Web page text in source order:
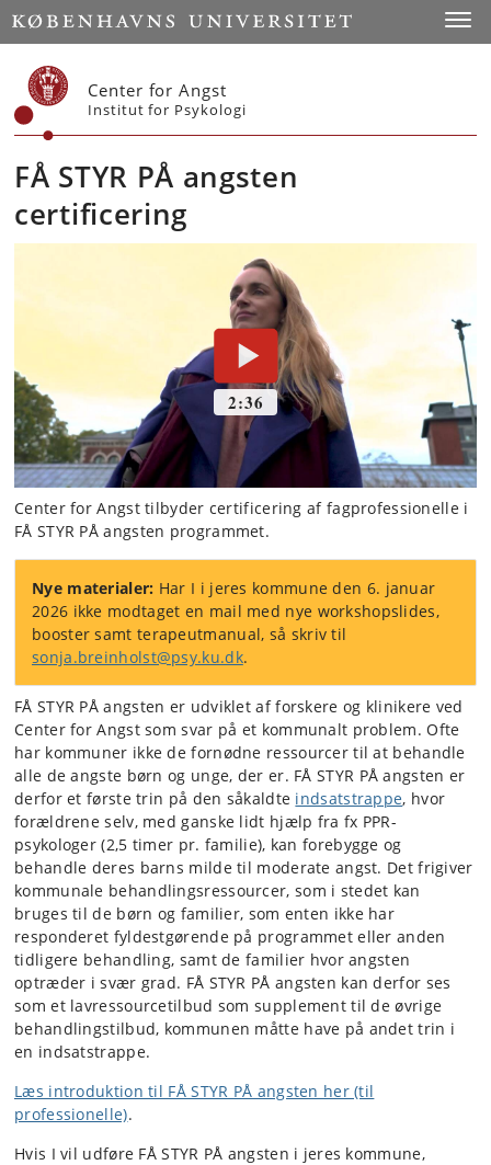
Start
Center for Angst
Institut for Psykologi
FÅ STYR PÅ angsten
certificering
Center for Angst tilbyder certificering af fagprofessionelle i
FÅ STYR PÅ angsten programmet.
Nye materialer: Har I i jeres kommune den 6. januar
2026 ikke modtaget en mail med nye workshopslides,
booster samt terapeutmanual, så skriv til
sonja.breinholst@psy.ku.dk.
FÅ STYR PÅ angsten er udviklet af forskere og klinikere ved
Center for Angst som svar på et kommunalt problem. Ofte
har kommuner ikke de fornødne ressourcer til at behandle
alle de angste børn og unge, der er. FÅ STYR PÅ angsten er
derfor et første trin på den såkaldte indsatstrappe, hvor
forældrene selv, med ganske lidt hjælp fra fx PPR-
psykologer (2,5 timer pr. familie), kan forebygge og
behandle deres barns milde til moderate angst. Det frigiver
kommunale behandlingsressourcer, som i stedet kan
bruges til de børn og familier, som enten ikke har
responderet fyldestgørende på programmet eller anden
tidligere behandling, samt de familier hvor angsten
optræder i svær grad. FÅ STYR PÅ angsten kan derfor ses
som et lavressourcetilbud som supplement til de øvrige
behandlingstilbud, kommunen måtte have på andet trin i
en indsatstrappe.
Læs introduktion til FÅ STYR PÅ angsten her (til
professionelle).
Hvis I vil udføre FÅ STYR PÅ angsten i jeres kommune,